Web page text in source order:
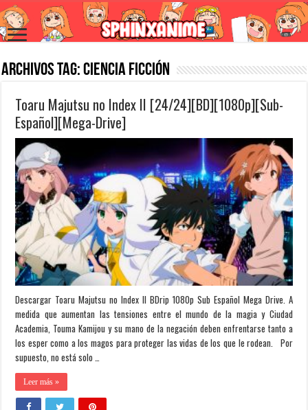
Archivos Tag:Ciencia Ficción
Toaru Majutsu no Index II [24/24][BD][1080p][Sub-
Español][Mega-Drive]
Descargar Toaru Majutsu no Index II BDrip 1080p Sub Español Mega Drive. A
medida que aumentan las tensiones entre el mundo de la magia y Ciudad
Academia, Touma Kamijou y su mano de la negación deben enfrentarse tanto a
los esper como a los magos para proteger las vidas de los que le rodean. Por
supuesto, no está solo …
Leer más »